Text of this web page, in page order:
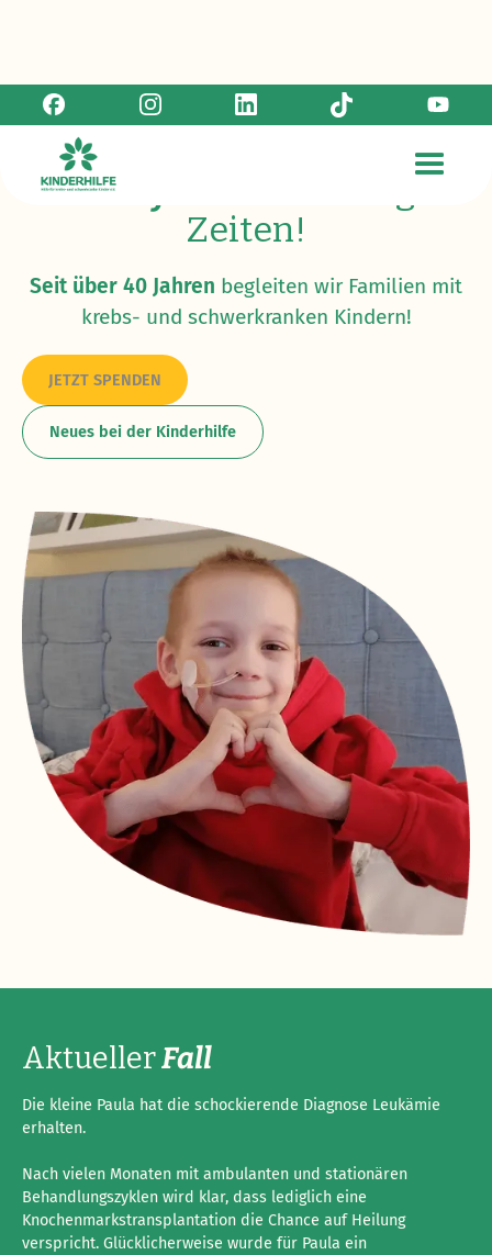
Wirhelfen
Zeiten!
Seit über 40 Jahren begleiten wir Familien mit
krebs- und schwerkranken Kindern!
JETZT SPENDEN
Neues bei der Kinderhilfe
AktuellerFall
Die kleine Paula hat die schockierende Diagnose Leukämie
erhalten.
Nach vielen Monaten mit ambulanten und stationären
Behandlungszyklen wird klar, dass lediglich eine
Knochenmarkstransplantation die Chance auf Heilung
verspricht. Glücklicherweise wurde für Paula ein